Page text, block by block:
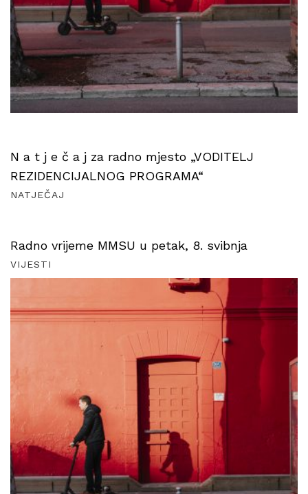
N a t j e č a j za radno mjesto „VODITELJ
REZIDENCIJALNOG PROGRAMA“
NATJEČAJ
Radno vrijeme MMSU u petak, 8. svibnja
VIJESTI